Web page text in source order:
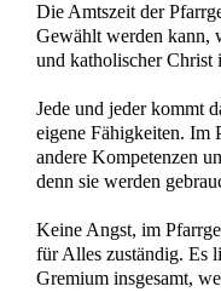
Die Amtszeit der
Gewählt werden kann,
und katholischer Christ
Jede und jeder kommt
eigene Fähigkeiten. Im
andere Kompetenzen
denn sie werden
Keine Angst, im
für Alles zuständig. Es
Gremium insgesamt,